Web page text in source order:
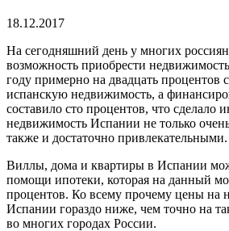
18.12.2017
На сегодняшний день у многих
возможность приобрести
году примерно на двадцать процентов
испанскую недвижимость, а
составило сто процентов, что сделало
недвижимость Испании не только
также и достаточно привлекательными.
Виллы, дома и квартиры в Испании
помощи ипотеки, которая на данный
процентов. Ко всему прочему цены на
Испании гораздо ниже, чем точно на
во многих городах России.